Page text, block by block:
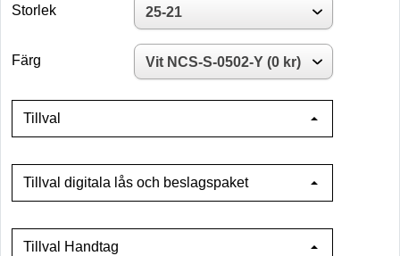
Storlek
Färg
Tillval
Tillval digitala lås och beslagspaket
Tillval Handtag